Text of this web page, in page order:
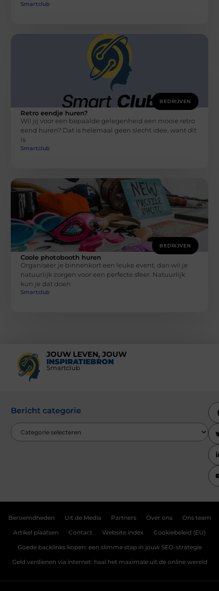
Smartclub
BEDRIJVEN
Retro eendje huren?
Wil jij voor een bepaalde gelegenheid een mooie retro
eend huren? Dat is helemaal geen slecht idee, want dit
is
Smartclub
BEDRIJVEN
Coole photobooth huren
Organiseer je binnenkort een leuke event, dan wil je
natuurlijk zorgen voor een perfecte sfeer. Natuurlijk
kun je dat doen
Smartclub
JOUW LEVEN, JOUW
INSPIRATIEBRON
Smartclub
Bericht categorie
Beroemdheden Uit de Media Partners Over ons Ons team
Artikel plaatsen Contact Website index Cookiebeleid (EU)
Goede backlinks kopen: een slimme stap in jouw SEO-strategie
Geld verdienen via internet: haal het maximale uit de online wereld